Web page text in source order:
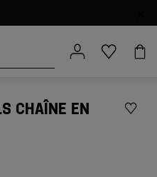
CHAÎNE EN